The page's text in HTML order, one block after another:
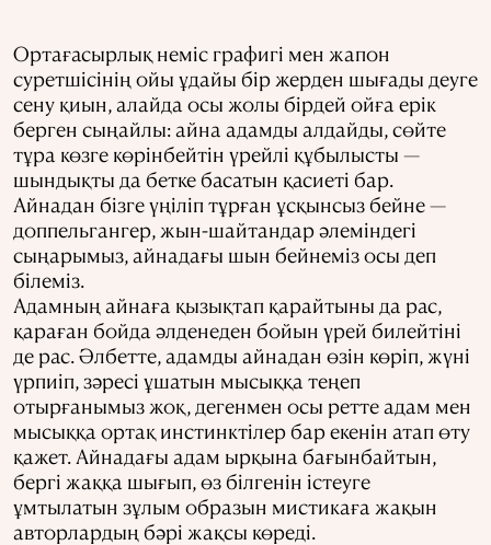
Ортағасырлық неміс графигі мен жапон
суретшісінің ойы ұдайы бір жерден шығады деуге
сену қиын, алайда осы жолы бірдей ойға ерік
берген сыңайлы: айна адамды алдайды, сөйте
тұра көзге көрінбейтін үрейлі құбылысты —
шындықты да бетке басатын қасиеті бар.
Айнадан бізге үңіліп тұрған ұсқынсыз бейне —
доппельгангер, жын-шайтандар әлеміндегі
сыңарымыз, айнадағы шын бейнеміз осы деп
білеміз.
Адамның айнаға қызықтап қарайтыны да рас,
қараған бойда әлденеден бойын үрей билейтіні
де рас. Әлбетте, адамды айнадан өзін көріп, жүні
үрпиіп, зәресі ұшатын мысыққа теңеп
отырғанымыз жоқ, дегенмен осы ретте адам мен
мысыққа ортақ инстинктілер бар екенін атап өту
қажет. Айнадағы адам ырқына бағынбайтын,
бергі жаққа шығып, өз білгенін істеуге
ұмтылатын зұлым образын мистикаға жақын
авторлардың бәрі жақсы көреді.